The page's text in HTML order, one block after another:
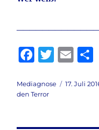
F
c
e
T
it
E
ai
Autor
Mediagnose 17. Juli
den Terror